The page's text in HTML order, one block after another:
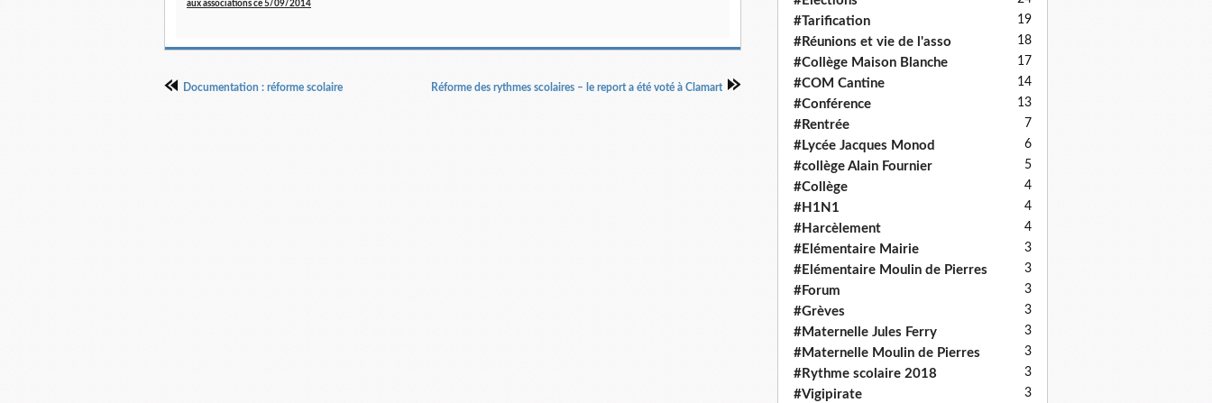
aux associations ce 5/09/2014
Documentation : réforme scolaire Réforme des rythmes scolaires – le report a été voté à Clamart
#Tarification 19
#Réunions et vie de l'asso 18
#Collège Maison Blanche 17
#COM Cantine 14
#Conférence 13
#Rentrée 7
#Lycée Jacques Monod 6
#collège Alain Fournier 5
#Collège 4
#H1N1 4
#Harcèlement 4
#Elémentaire Mairie 3
#Elémentaire Moulin de Pierres 3
#Forum 3
#Grèves 3
#Maternelle Jules Ferry 3
#Maternelle Moulin de Pierres 3
#Rythme scolaire 2018 3
#Vigipirate 3